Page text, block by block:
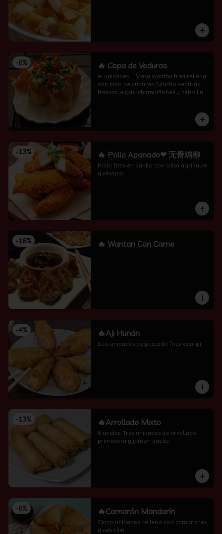
-6% 🔥 Copa de Veduras
ei unidades..   Masa wantán frita rellena
con pino de vuduras (Mucho veduras
frescas ,algas ,champiñones y cebollin
-13% 🔥 Pollo Apanado❤ 无骨鸡柳
Pollo frito en panko con salsa agridulce
y sésamo
-16% 🔥 Wantan Con Carne
-4% 🔥Aji Hunán
Seis unidades de pescado frito con ají.
-13% 🔥Arrollado Mixto
6 unides. Tres unidades de arrollado
primavera y jamon queso.
-6% 🔥Camarón Mandarín
Cinco unidades. relleno con camarones
y cebollin